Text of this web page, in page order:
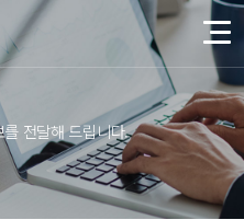
전달해 드립니다.